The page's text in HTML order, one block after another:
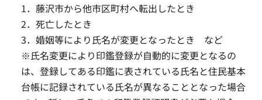
1．藤沢市から他市区町村へ転出したとき
2．死亡したとき
3．婚姻等により氏名が変更となったとき など
※氏名変更により印鑑登録が自動的に変更となるの
は、登録してある印鑑に表されている氏名と住民基本
台帳に記録されている氏名が異なることとなった場合